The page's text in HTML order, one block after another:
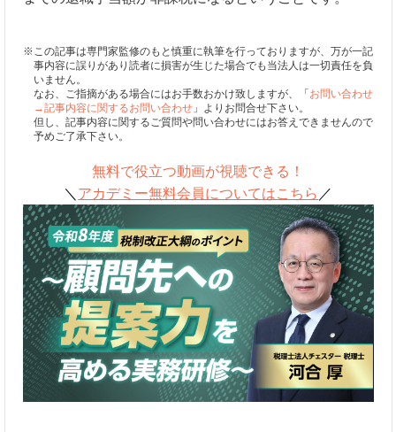
※この記事は専門家監修のもと慎重に執筆を行っておりますが、万が一記
事内容に誤りがあり読者に損害が生じた場合でも当法人は一切責任を負
いません。
なお、ご指摘がある場合にはお手数おかけ致しますが、「お問い合わせ
→記事内容に関するお問い合わせ」よりお問合せ下さい。
但し、記事内容に関するご質問や問い合わせにはお答えできませんので
予めご了承下さい。
無料で役立つ動画が視聴できる！
＼ アカデミー無料会員についてはこちら ／